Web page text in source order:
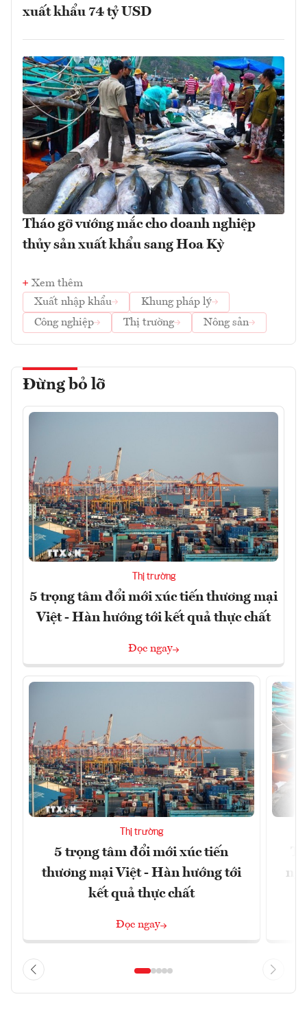
xuất khẩu 74 tỷ USD
Tháo gỡ vướng mắc cho doanh nghiệp
thủy sản xuất khẩu sang Hoa Kỳ
Xem thêm
Xuất nhập khẩu
Khung pháp lý
Công nghiệp
Thị trường Nông sản
Đừng bỏ lỡ
Thị trường
5 trọng tâm đổi mới xúc tiến thương mại
Việt - Hàn hướng tới kết quả thực chất
Đọc ngay
Thị trường
5 trọng tâm đổi mới xúc tiến
thương mại Việt - Hàn hướng tới
kết quả thực chất
Đọc ngay